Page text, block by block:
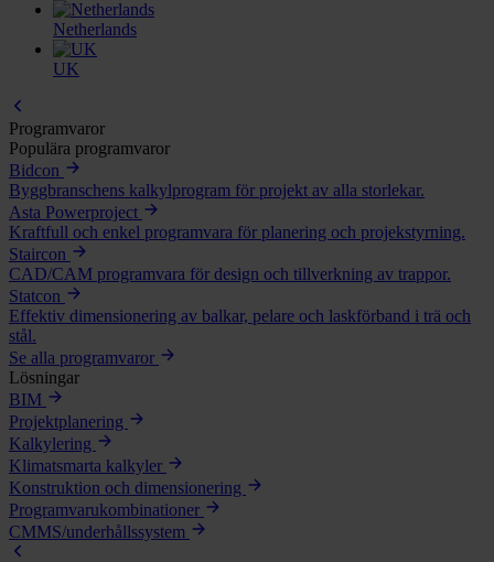
Netherlands
UK
Programvaror
Populära programvaror
Bidcon
Byggbranschens kalkylprogram för projekt av alla storlekar.
Asta Powerproject
Kraftfull och enkel programvara för planering och projekstyrning.
Staircon
CAD/CAM programvara för design och tillverkning av trappor.
Statcon
Effektiv dimensionering av balkar, pelare och laskförband i trä och
stål.
Se alla programvaror
Lösningar
BIM
Projektplanering
Kalkylering
Klimatsmarta kalkyler
Konstruktion och dimensionering
Programvarukombinationer
CMMS/underhållssystem